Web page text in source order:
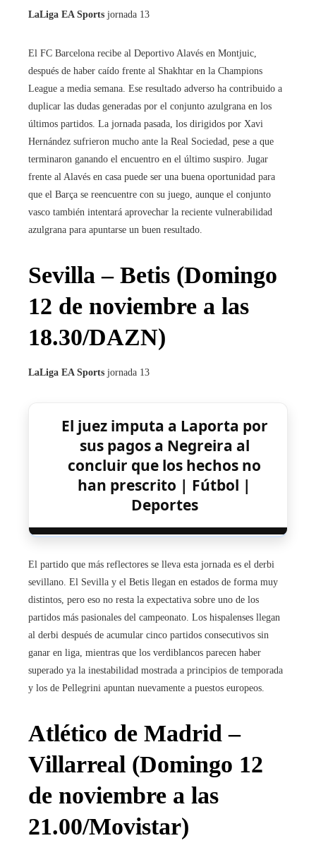
LaLiga EA Sports jornada 13
El FC Barcelona recibe al Deportivo Alavés en Montjuic,
después de haber caído frente al Shakhtar en la Champions
League a media semana. Ese resultado adverso ha contribuido a
duplicar las dudas generadas por el conjunto azulgrana en los
últimos partidos. La jornada pasada, los dirigidos por Xavi
Hernández sufrieron mucho ante la Real Sociedad, pese a que
terminaron ganando el encuentro en el último suspiro. Jugar
frente al Alavés en casa puede ser una buena oportunidad para
que el Barça se reencuentre con su juego, aunque el conjunto
vasco también intentará aprovechar la reciente vulnerabilidad
azulgrana para apuntarse un buen resultado.
Sevilla – Betis (Domingo
12 de noviembre a las
18.30/DAZN)
LaLiga EA Sports jornada 13
El juez imputa a Laporta por
sus pagos a Negreira al
concluir que los hechos no
han prescrito | Fútbol |
Deportes
El partido que más reflectores se lleva esta jornada es el derbi
sevillano. El Sevilla y el Betis llegan en estados de forma muy
distintos, pero eso no resta la expectativa sobre uno de los
partidos más pasionales del campeonato. Los hispalenses llegan
al derbi después de acumular cinco partidos consecutivos sin
ganar en liga, mientras que los verdiblancos parecen haber
superado ya la inestabilidad mostrada a principios de temporada
y los de Pellegrini apuntan nuevamente a puestos europeos.
Atlético de Madrid –
Villarreal (Domingo 12
de noviembre a las
21.00/Movistar)